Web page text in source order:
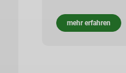
mehr erfahren